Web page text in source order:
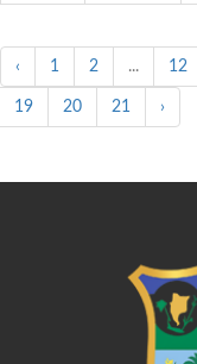
‹ 1 2 ... 12
19 20 21 ›